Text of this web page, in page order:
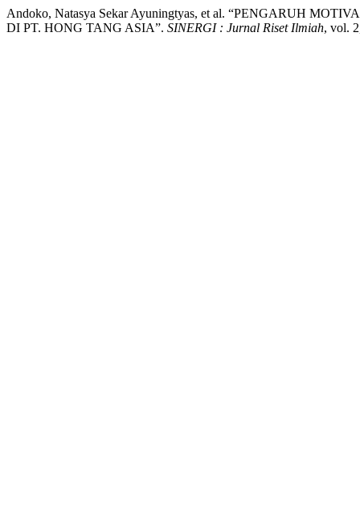
Andoko, Natasya Sekar Ayuningtyas, et al. “PENGARUH
DI PT. HONG TANG ASIA”. SINERGI : Jurnal Riset Ilmiah, vol.